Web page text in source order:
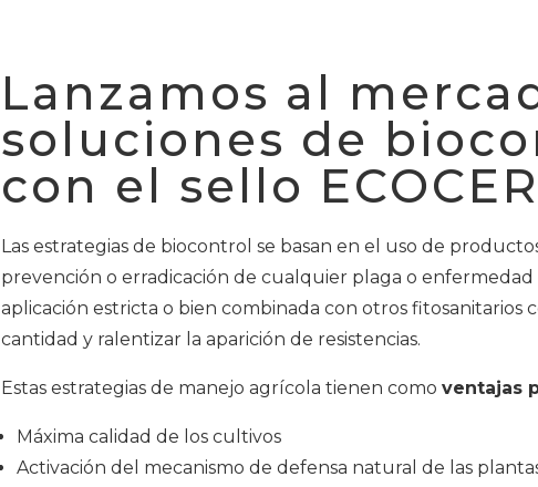
Lanzamos al
soluciones de
con el sello
Las estrategias de biocontrol se basan en el uso de
prevención o erradicación de cualquier plaga o
aplicación estricta o bien combinada con otros fitosanitarios
cantidad y ralentizar la aparición de resistencias.
Estas estrategias de manejo agrícola tienen comoventajas
Máxima calidad de los cultivos
Activación del mecanismo de defensa natural de las